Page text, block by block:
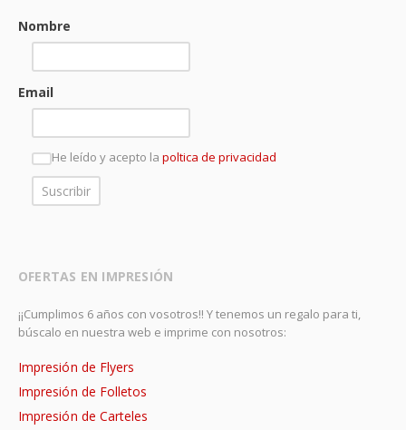
Nombre
Email
He leído y acepto la poltica de privacidad
OFERTAS EN IMPRESIÓN
¡¡Cumplimos 6 años con vosotros!! Y tenemos un regalo para ti,
búscalo en nuestra web e imprime con nosotros:
Impresión de Flyers
Impresión de Folletos
Impresión de Carteles